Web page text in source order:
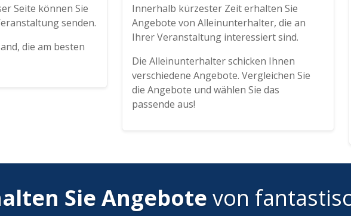
Seite können Sie
senden.
die am besten
Innerhalb kürzester Zeit erhalten Sie
Angebote von Alleinunterhalter, die an
Ihrer Veranstaltung interessiert sind.
Die Alleinunterhalter schicken Ihnen
verschiedene Angebote. Vergleichen Sie
die Angebote und wählen Sie das
passende aus!
Sie Angebote von